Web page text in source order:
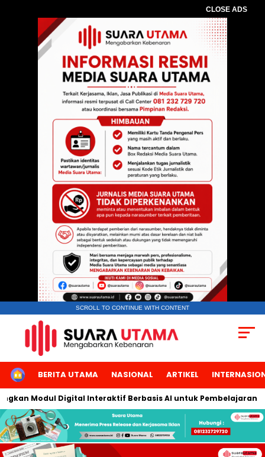
CLOSE ADS
SCROLL TO CONTINUE WITH CONTENT
HOMEBERITA UTAMA NASIONAL ARTIKEL
Modul Digital Interaktif Berbasis AI untuk Pembelajaran